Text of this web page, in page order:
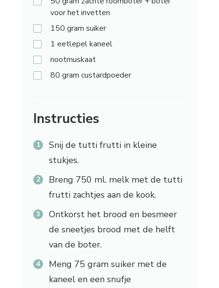
voor het invetten
150 gram suiker
1 eetlepel kaneel
nootmuskaat
80 gram custardpoeder
Instructies
Snij de tutti frutti in kleine
stukjes.
Breng 750 ml. melk met de tutti
frutti zachtjes aan de kook.
Ontkorst het brood en besmeer
de sneetjes brood met de helft
van de boter.
Meng 75 gram suiker met de
kaneel en een snufje